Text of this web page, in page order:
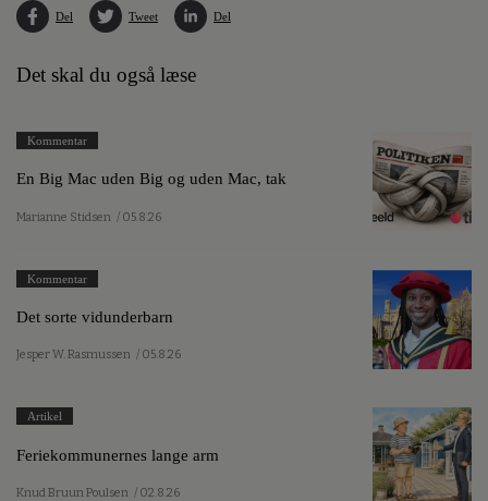
Del Tweet Del
Det skal du også læse
Kommentar
En Big Mac uden Big og uden Mac, tak
Marianne Stidsen / 05.8.26
Kommentar
Det sorte vidunderbarn
Jesper W. Rasmussen / 05.8.26
Artikel
Feriekommunernes lange arm
Knud Bruun Poulsen / 02.8.26